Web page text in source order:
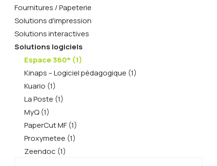
Fournitures / Papeterie
Solutions d'impression
Solutions interactives
Solutions logiciels
Espace 360° (1)
Kinaps – Logiciel pédagogique (1)
Kuario (1)
La Poste (1)
MyQ (1)
PaperCut MF (1)
Proxymetee (1)
Zeendoc (1)